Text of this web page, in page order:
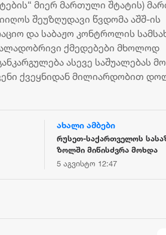
მიერ მართული შტატის)
შეუზღუდავი წვდომა აშშ-ის
და საბაჟო კონტროლის
ქმედებები მხოლოდ
ასევე საშუალებას
ქვეყნიდან მილიარდობით
ახალი ამბები
რუსეთ-საქართველოს
ზოლში მიწისძვრა მოხდა
5 აგვისტო 12:47